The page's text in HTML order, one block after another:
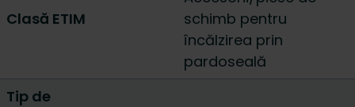
Clasă ETIM
schimb pentru
încălzirea prin
pardoseală
Tip de